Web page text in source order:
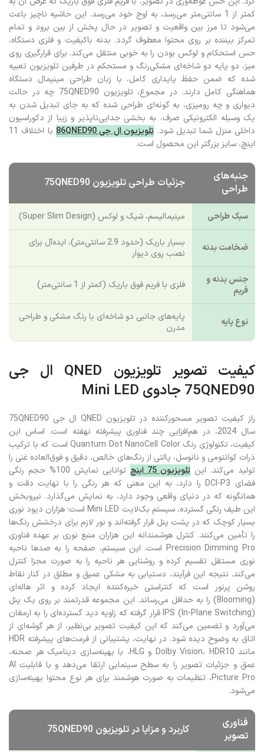
کمتر از 1 سانتی‌متر می‌رسد، به اوج خود می‌رسد. این حاشیه ناچیز باعث
می‌شود تا مرز بین واقعیت و تصویر در حال پخش از بین برود و تمام
تمرکز بیننده بر روی محتوا معطوف گردد. بدنه باکیفیت و فلزی دستگاه،
حس استحکام و لوکس بودن را به خوبی منتقل می‌کند. برای قرارگیری روی
میز، دو پایه دو شاخه‌ای مشکی‌رنگ و مستحکم در طرفین تلویزیون تعبیه
شده که ضمن حفظ پایداری کامل، با زبان طراحی مینیمال دستگاه
هماهنگی کامل دارند. در مجموع، تلویزیون 75QNED90 چه در حالت
دیواری و چه رومیزی، به گونه‌ای طراحی شده که به جای تبدیل شدن به
یک وسیله الکترونیکی صرف، به بخشی جدایی‌ناپذیر و زیبا از دکوراسیون
داخلی منزل شما تبدیل شود. تلویزیون ال جی 86QNED90
با اختلاف 11
اینچ، سایز بزرگتر این محصول است.
جنبه‌های
طراحی
جزئیات طراحی تلویزیون 75QNED90
سبک طراحی مینیمالیسم، شیک و لوکس (Super Slim Design)
ضخامت بدنه
بسیار باریک (حدود 2.9 سانتی‌متر)، ایده‌آل برای
نصب روی دیوار
جنس بدنه و
فریم
فلزی با فریم فوق باریک (کمتر از 1 سانتی‌متر)
نوع پایه
پایه‌های جانبی دو شاخه‌ای با رنگ مشکی و طراحی
مدرن
کیفیت تصویر تلویزیون QNED ال جی
75QNED90 جادوی Mini LED
راز کیفیت تصویر مسحورکننده در تلویزیون QNED ال جی 75QNED90
سال 2024، در هم‌افزایی چند فناوری پیشرفته نهفته است. اساس این
کیفیت، تکنولوژی رنگ Quantum Dot NanoCell Color است که با ترکیب
ذرات کوانتومی و نانوسل، پالتی از رنگ‌های خالص، دقیق و فوق‌العاده غنی را
تولید می‌کند. این تلویزیون 75 اینچ
توانایی نمایش 100% حجم رنگی
فضای DCI-P3 را دارد، به این معنی که هر رنگی را با نهایت دقت و
همانگونه که در دنیای واقعی وجود دارد، به نمایش می‌گذارد. نیروبخش
این طیف رنگی گسترده، سیستم بک‌لایت Mini LED است؛ هزاران دیود نوری
بسیار کوچک که در پشت پنل قرار گرفته‌اند و نور لازم برای درخشش رنگ‌ها
را تأمین می‌کنند. کنترل هوشمندانه این هزاران منبع نوری بر عهده فناوری
Precision Dimming Pro است. این سیستم، صفحه را به صدها ناحیه
نوری مستقل تقسیم کرده و روشنایی هر ناحیه را به صورت مجزا کنترل
می‌کند. نتیجه این فرآیند، دستیابی به مشکی عمیق و مطلق در کنار نقاط
روشن پرنور است که کنتراستی خیره‌کننده ایجاد کرده و اثر هاله‌ای
(Blooming) را به حداقل می‌رساند. این مجموعه قدرتمند بر روی یک پنل
IPS (In-Plane Switching) قرار گرفته که زاویه دید گسترده‌ای را به ارمغان
می‌آورد و تضمین می‌کند که این کیفیت تصویر بی‌نظیر، از هر گوشه‌ای از
اتاق به وضوح دیده شود. در نهایت، پشتیبانی از فرمت‌های پیشرفته HDR
مانند Dolby Vision، HDR10 و HLG، با بهینه‌سازی دینامیک هر صحنه،
عمق و جزئیات تصویر را به سطح سینمایی ارتقا می‌دهد و با قابلیت AI
Picture Pro، تنظیمات به صورت هوشمند برای هر نوع محتوا بهینه‌سازی
می‌شود.
فناوری
تصویر
کاربرد و مزایا در تلویزیون 75QNED90